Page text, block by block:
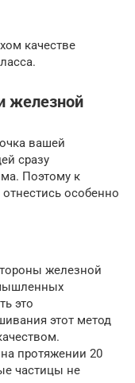
качестве
железной
вашей
сразу
Поэтому к
особенно
железной
это
этот метод
протяжении 20
частицы не